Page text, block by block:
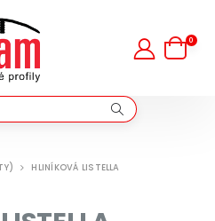
0
HLINÍKOVÁ LISTELLA